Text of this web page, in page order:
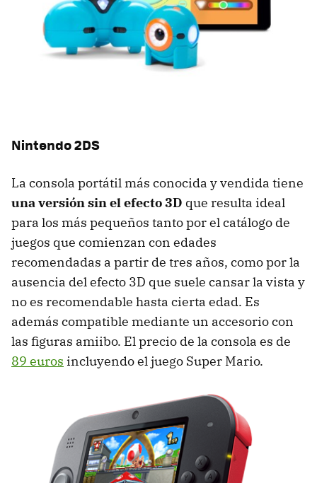
Nintendo 2DS
La consola portátil más conocida y vendida tiene
una versión sin el efecto 3D que resulta ideal
para los más pequeños tanto por el catálogo de
juegos que comienzan con edades
recomendadas a partir de tres años, como por la
ausencia del efecto 3D que suele cansar la vista y
no es recomendable hasta cierta edad. Es
además compatible mediante un accesorio con
las figuras amiibo. El precio de la consola es de
89 euros incluyendo el juego Super Mario.